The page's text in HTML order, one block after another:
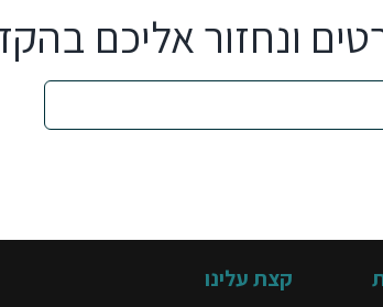
ונחזור אליכם
קצת עלינו